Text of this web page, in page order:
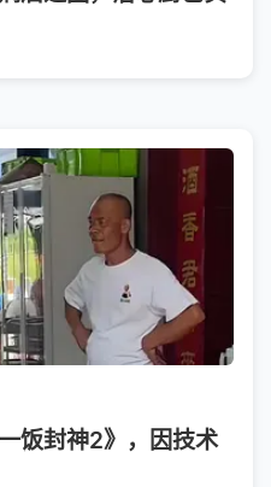
饭封神2》，因技术